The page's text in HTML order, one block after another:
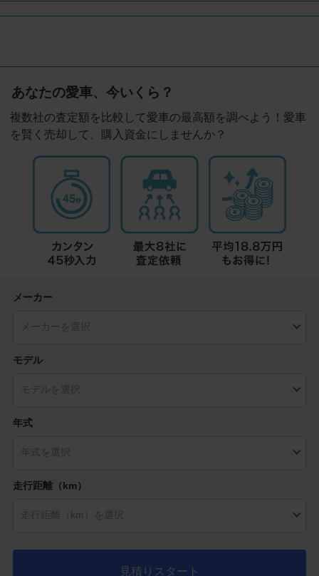
あなたの愛車、今いくら？
複数社の査定額を比較して愛車の最高額を調べよう！愛車
を賢く売却して、購入資金にしませんか？
メーカー
モデル
年式
走行距離（km）
見積りスタート